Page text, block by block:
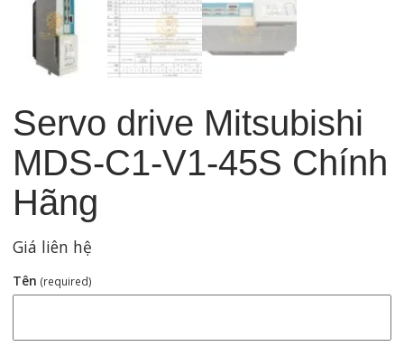
Servo drive Mitsubishi
MDS-C1-V1-45S Chính
Hãng
Giá liên hệ
Tên (required)